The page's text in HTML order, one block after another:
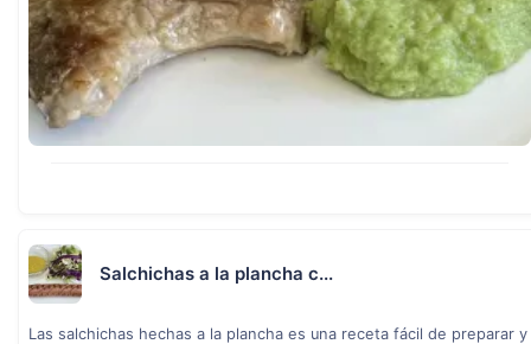
Salchichas a la plancha c...
Las salchichas hechas a la plancha es una receta fácil de preparar y